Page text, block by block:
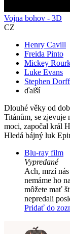
Vojna bohov - 3D
CZ
Henry Cavill
Freida Pinto
Mickey
Luke Evans
Stephen Dorff
ďalší
Dlouhé věky od
Titánům, se zjevuje
moci, započal král
Hledá bájný luk
Blu-ray film
Vypredané
Ach, mrzí
nemáme ho
môžete mať
nepredali
Pridať do